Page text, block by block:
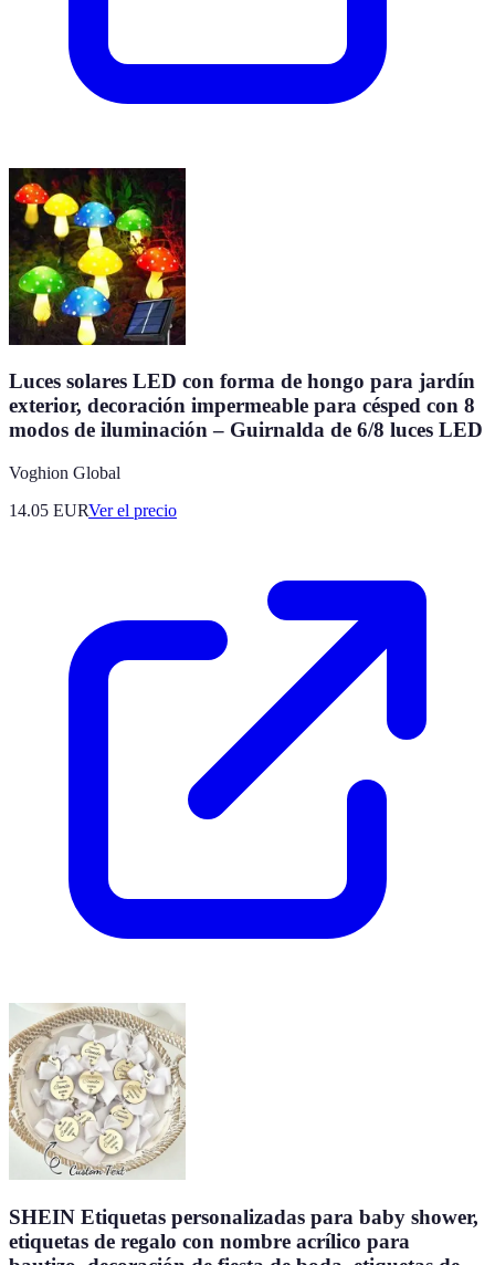
Luces solares LED con forma de hongo para jardín
exterior, decoración impermeable para césped con 8
modos de iluminación – Guirnalda de 6/8 luces LED
Voghion Global
14.05 EURVer el precio
SHEIN Etiquetas personalizadas para baby shower,
etiquetas de regalo con nombre acrílico para